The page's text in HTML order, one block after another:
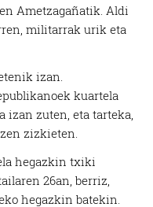
Ametzagañatik. Aldi
militarrak urik eta
izan.
kuartela
izan zuten, eta tarteka,
zizkieten.
hegazkin txiki
26an, berriz,
hegazkin batekin.